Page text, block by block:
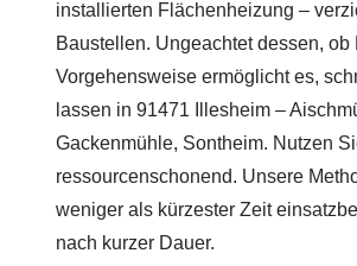
installierten Flächenheizung –
Baustellen. Ungeachtet dessen,
Vorgehensweise ermöglicht es,
lassen in 91471 Illesheim –
Gackenmühle, Sontheim. Nutzen
ressourcenschonend. Unsere
weniger als kürzester Zeit
nach kurzer Dauer.